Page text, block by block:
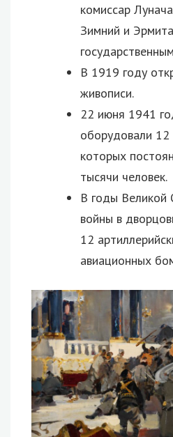
комиссар
Зимний и
В 1919 году
живописи.
22 июня 1941
оборудовали
которых
тысячи человек.
В годы Великой
войны в
12
авиационных